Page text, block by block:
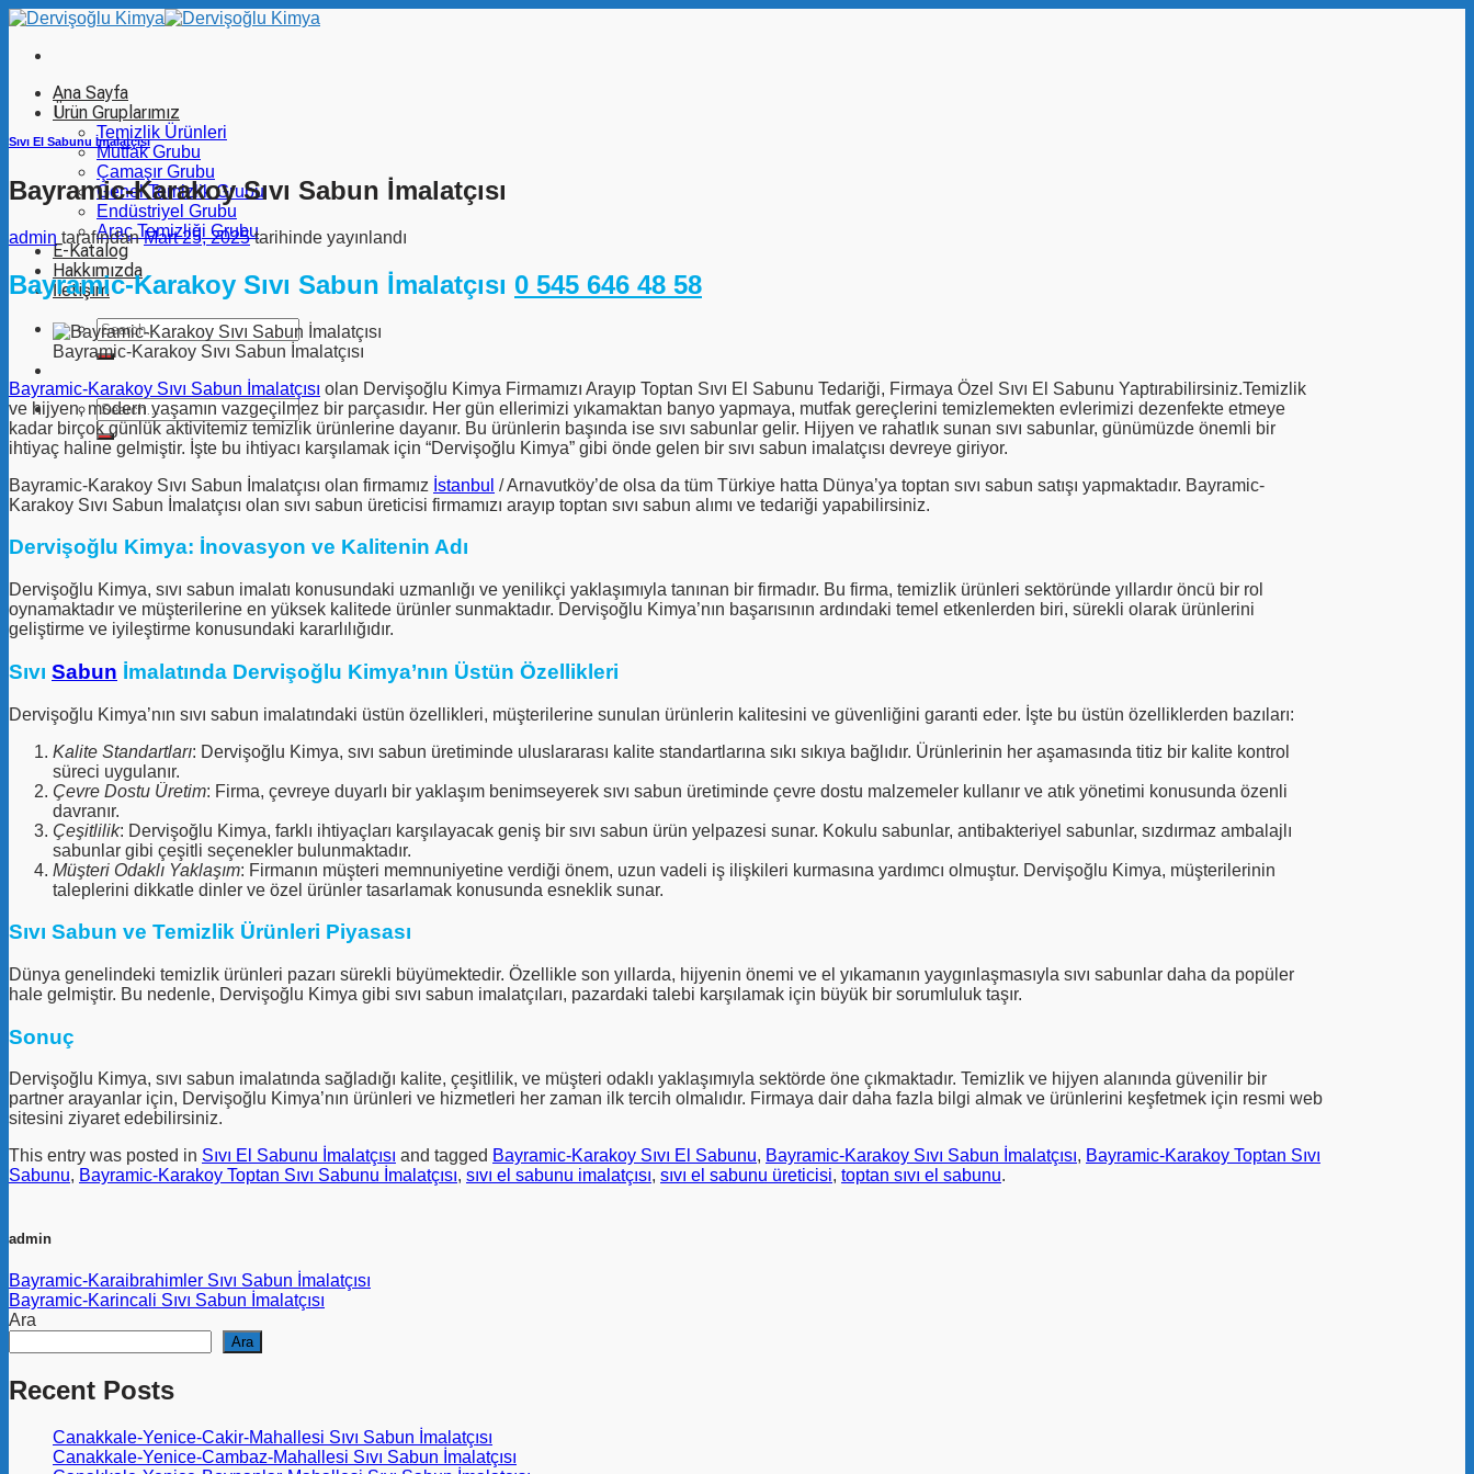
İçeriğe
Ana Sayfa
Ürün Gruplarımız
Temizlik Ürünleri
Mutfak Grubu
Çamaşır Grubu
Genel Temizlik Grubu
Endüstriyel Grubu
Araç Temizliği Grubu
E-Katalog
Hakkımızda
İletişim
Search
for:
Search
for:
Sıvı El Sabunu İmalatçısı
Bayramic-Karakoy Sıvı Sabun İmalatçısı
admin tarafından Mart 25, 2025tarihinde yayınlandı
Bayramic-Karakoy Sıvı Sabun İmalatçısı 0 545 646 48 58
Bayramic-Karakoy Sıvı Sabun İmalatçısı
Bayramic-Karakoy Sıvı Sabun İmalatçısı olan Dervişoğlu Kimya Firmamızı Arayıp Toptan Sıvı El Sabunu Tedariği, Firmaya Özel Sıvı El Sabunu Yaptırabilirsiniz.Temizlik
ve hijyen, modern yaşamın vazgeçilmez bir parçasıdır. Her gün ellerimizi yıkamaktan banyo yapmaya, mutfak gereçlerini temizlemekten evlerimizi dezenfekte etmeye
kadar birçok günlük aktivitemiz temizlik ürünlerine dayanır. Bu ürünlerin başında ise sıvı sabunlar gelir. Hijyen ve rahatlık sunan sıvı sabunlar, günümüzde önemli bir
ihtiyaç haline gelmiştir. İşte bu ihtiyacı karşılamak için “Dervişoğlu Kimya” gibi önde gelen bir sıvı sabun imalatçısı devreye giriyor.
Bayramic-Karakoy Sıvı Sabun İmalatçısı olan firmamız İstanbul / Arnavutköy’de olsa da tüm Türkiye hatta Dünya’ya toptan sıvı sabun satışı yapmaktadır. Bayramic-
Karakoy Sıvı Sabun İmalatçısı olan sıvı sabun üreticisi firmamızı arayıp toptan sıvı sabun alımı ve tedariği yapabilirsiniz.
Dervişoğlu Kimya: İnovasyon ve Kalitenin Adı
Dervişoğlu Kimya, sıvı sabun imalatı konusundaki uzmanlığı ve yenilikçi yaklaşımıyla tanınan bir firmadır. Bu firma, temizlik ürünleri sektöründe yıllardır öncü bir rol
oynamaktadır ve müşterilerine en yüksek kalitede ürünler sunmaktadır. Dervişoğlu Kimya’nın başarısının ardındaki temel etkenlerden biri, sürekli olarak ürünlerini
geliştirme ve iyileştirme konusundaki kararlılığıdır.
Sıvı Sabun İmalatında Dervişoğlu Kimya’nın Üstün Özellikleri
Dervişoğlu Kimya’nın sıvı sabun imalatındaki üstün özellikleri, müşterilerine sunulan ürünlerin kalitesini ve güvenliğini garanti eder. İşte bu üstün özelliklerden bazıları:
Kalite Standartları: Dervişoğlu Kimya, sıvı sabun üretiminde uluslararası kalite standartlarına sıkı sıkıya bağlıdır. Ürünlerinin her aşamasında titiz bir kalite kontrol
süreci uygulanır.
Çevre Dostu Üretim: Firma, çevreye duyarlı bir yaklaşım benimseyerek sıvı sabun üretiminde çevre dostu malzemeler kullanır ve atık yönetimi konusunda özenli
davranır.
Çeşitlilik: Dervişoğlu Kimya, farklı ihtiyaçları karşılayacak geniş bir sıvı sabun ürün yelpazesi sunar. Kokulu sabunlar, antibakteriyel sabunlar, sızdırmaz ambalajlı
sabunlar gibi çeşitli seçenekler bulunmaktadır.
Müşteri Odaklı Yaklaşım: Firmanın müşteri memnuniyetine verdiği önem, uzun vadeli iş ilişkileri kurmasına yardımcı olmuştur. Dervişoğlu Kimya, müşterilerinin
taleplerini dikkatle dinler ve özel ürünler tasarlamak konusunda esneklik sunar.
Sıvı Sabun ve Temizlik Ürünleri Piyasası
Dünya genelindeki temizlik ürünleri pazarı sürekli büyümektedir. Özellikle son yıllarda, hijyenin önemi ve el yıkamanın yaygınlaşmasıyla sıvı sabunlar daha da popüler
hale gelmiştir. Bu nedenle, Dervişoğlu Kimya gibi sıvı sabun imalatçıları, pazardaki talebi karşılamak için büyük bir sorumluluk taşır.
Sonuç
Dervişoğlu Kimya, sıvı sabun imalatında sağladığı kalite, çeşitlilik, ve müşteri odaklı yaklaşımıyla sektörde öne çıkmaktadır. Temizlik ve hijyen alanında güvenilir bir
partner arayanlar için, Dervişoğlu Kimya’nın ürünleri ve hizmetleri her zaman ilk tercih olmalıdır. Firmaya dair daha fazla bilgi almak ve ürünlerini keşfetmek için resmi web
sitesini ziyaret edebilirsiniz.
This entry was posted in Sıvı El Sabunu İmalatçısı and tagged Bayramic-Karakoy Sıvı El Sabunu, Bayramic-Karakoy Sıvı Sabun İmalatçısı, Bayramic-Karakoy Toptan Sıvı
Sabunu, Bayramic-Karakoy Toptan Sıvı Sabunu İmalatçısı, sıvı el sabunu imalatçısı, sıvı el sabunu üreticisi, toptan sıvı el sabunu.
admin
Bayramic-Karaibrahimler Sıvı Sabun İmalatçısı
Bayramic-Karincali Sıvı Sabun İmalatçısı
Ara
Ara
Recent Posts
Canakkale-Yenice-Cakir-Mahallesi Sıvı Sabun İmalatçısı
Canakkale-Yenice-Cambaz-Mahallesi Sıvı Sabun İmalatçısı